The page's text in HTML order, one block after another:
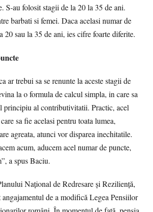
S-au folosit stagii de la 20 la 35 de ani.
barbati si femei. Daca acelasi numar de
20 sau la 35 de ani, ies cifre foarte diferite.
ar trebui sa se renunte la aceste stagii de
la o formula de calcul simpla, in care sa
principiu al contributivitatii. Practic, acel
sa fie acelasi pentru toata lumea,
agreata, atunci vor disparea inechitatile.
acum, aducem acel numar de puncte,
a spus Baciu.
Național de Redresare și Reziliență,
de a modifică Legea Pensiilor